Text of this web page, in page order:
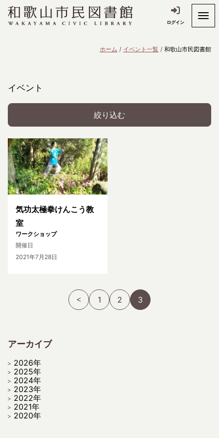
ログイン
ホーム イベント一覧 和歌山市民図書館
イベント
絞り込む
気功太極拳けんこう教
室
ワークショップ
開催日
2021年7月28日
1 2 3
アーカイブ
2026年
2025年
2024年
2023年
2022年
2021年
2020年